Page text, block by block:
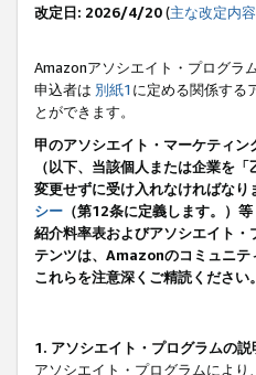
改定日: 2026/4/20(主な改定内
Amazonアソシエイト・プログラ
申込者は 別紙1 に定める関係する
とができます。
甲のアソシエイト・マーケティ
（以下、当該個人または企業を
変更せずに受け入れなければな
シー （第12条に定義します。）
紹介料率表およびアソシエイト
テンツは、Amazonのコミュニテ
これらを注意深くご精読ください。
1. アソシエイト・プログラムの説
アソシエイト・プログラムにより